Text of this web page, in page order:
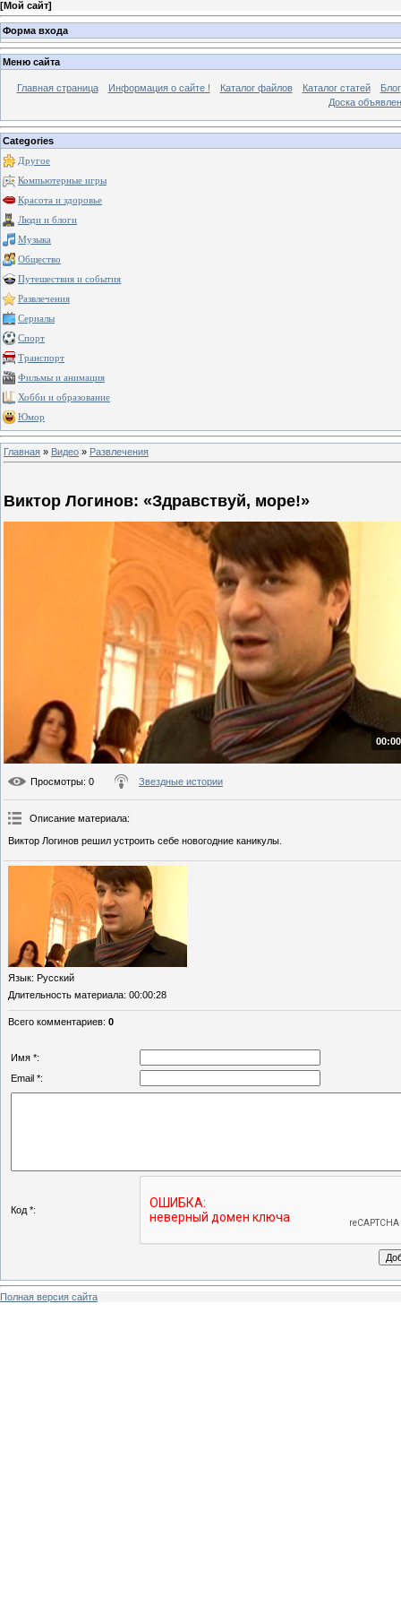
[Мой сайт]
Форма входа
Меню сайта
Главная страница Информация о сайте ! Каталог файлов Каталог статей
Блог
Доска
Categories
Другое
Компьютерные игры
Красота и здоровье
Люди и блоги
Музыка
Общество
Путешествия и события
Развлечения
Сериалы
Спорт
Транспорт
Фильмы и анимация
Хобби и образование
Юмор
Главная » Видео » Развлечения
Виктор Логинов: «Здравствуй, море!»
Просмотры: 0 Звездные истории
Описание материала:
Виктор Логинов решил устроить себе новогодние каникулы.
Язык: Русский
Длительность материала: 00:00:28
Всего комментариев: 0
Имя *:
Email *:
Код *:
Полная версия сайта